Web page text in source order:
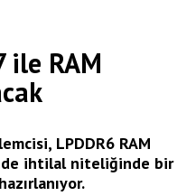
ile RAM
LPDDR6 RAM
ihtilal niteliğinde bir